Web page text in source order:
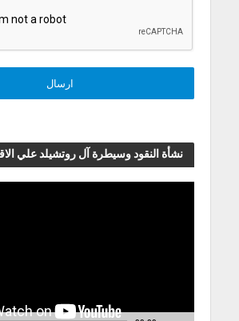
نشأة النقود وسيطرة آل روتشيلد علي